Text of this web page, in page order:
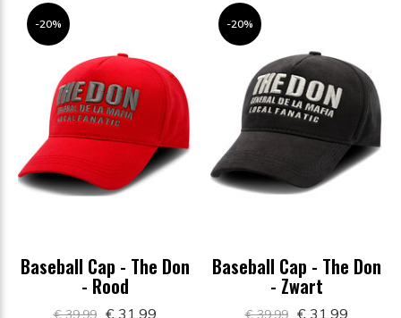
-20%
Baseball Cap - The Don
- Rood
€ 39,99 € 31,99
-20%
Baseball Cap - The Don
- Zwart
€ 39,99 € 31,99